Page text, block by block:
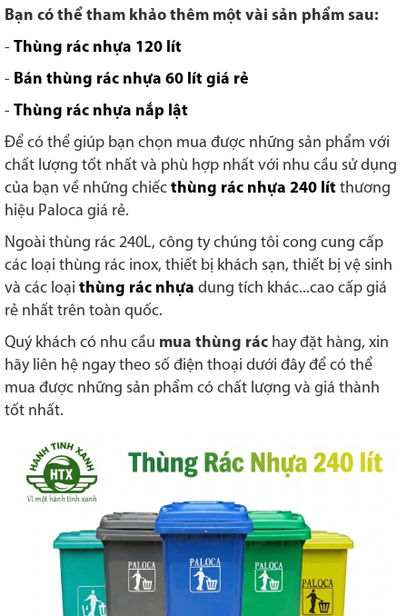
Bạn có thể tham khảo thêm một vài sản phẩm sau:
- Thùng rác nhựa 120 lít
- Bán thùng rác nhựa 60 lít giá rẻ
- Thùng rác nhựa nắp lật
Để có thể giúp bạn chọn mua được những sản phẩm với
chất lượng tốt nhất và phù hợp nhất với nhu cầu sử dụng
của bạn về những chiếc thùng rác nhựa 240 lít thương
hiệu Paloca giá rẻ.
Ngoài thùng rác 240L, công ty chúng tôi cong cung cấp
các loại thùng rác inox, thiết bị khách sạn, thiết bị vệ sinh
và các loại thùng rác nhựa dung tích khác...cao cấp giá
rẻ nhất trên toàn quốc.
Quý khách có nhu cầu mua thùng rác hay đặt hàng, xin
hãy liên hệ ngay theo số điện thoại dưới đây để có thể
mua được những sản phẩm có chất lượng và giá thành
tốt nhất.